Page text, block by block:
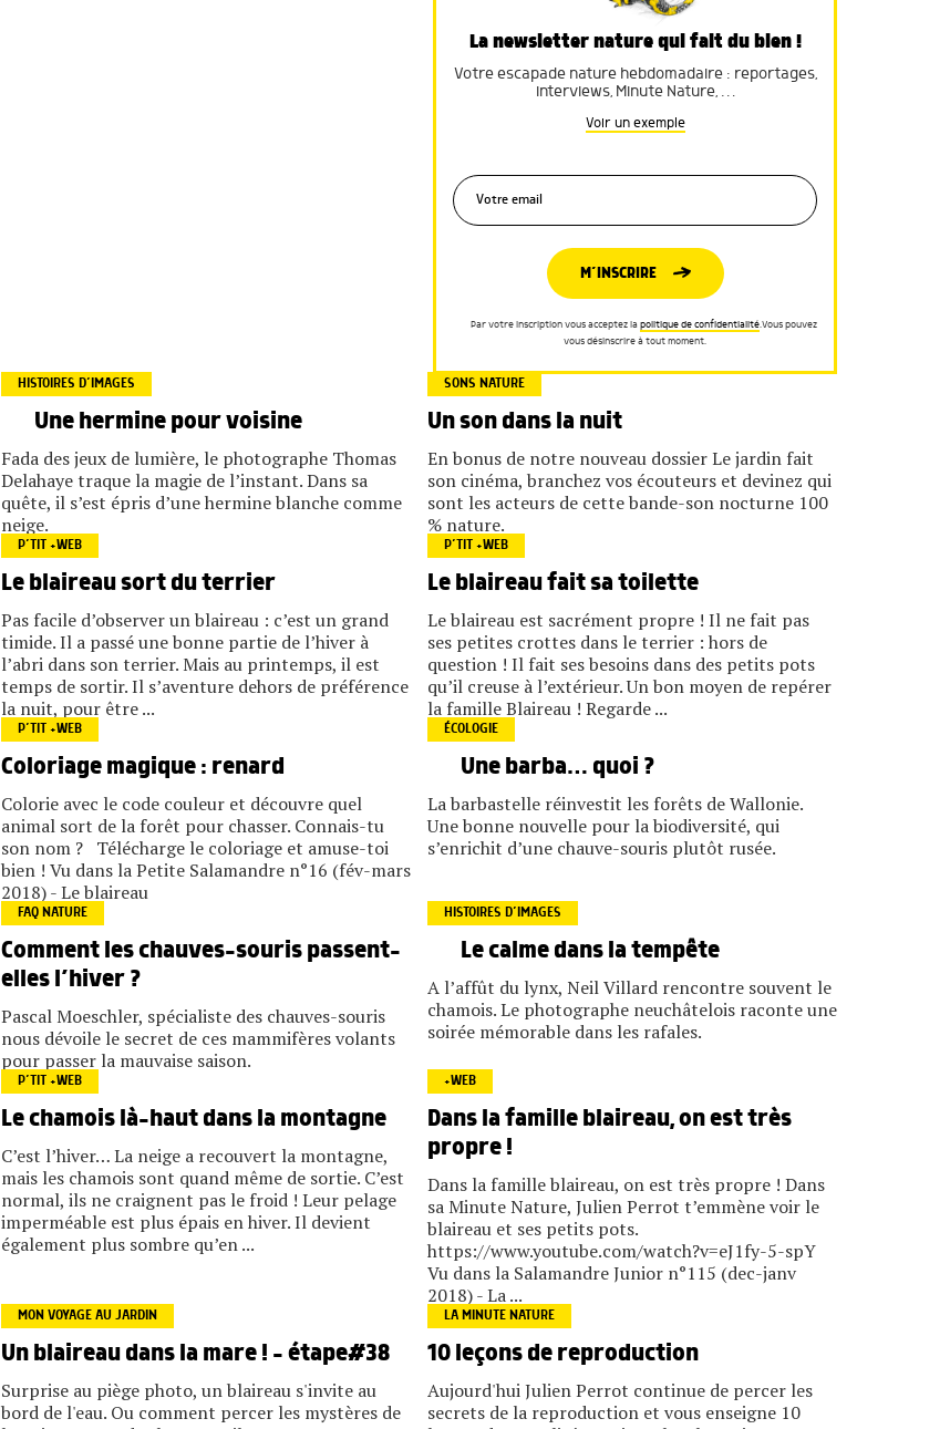
La newsletter nature qui fait du bien !
Votre escapade nature hebdomadaire : reportages,
interviews, Minute Nature, …
Voir un exemple
M’INSCRIRE
Par votre inscription vous acceptez la politique de confidentialité.Vous pouvez
vous désinscrire à tout moment.
HISTOIRES D’IMAGES
Une hermine pour voisine
Fada des jeux de lumière, le photographe Thomas
Delahaye traque la magie de l’instant. Dans sa
quête, il s’est épris d’une hermine blanche comme
neige.
SONS NATURE
Un son dans la nuit
En bonus de notre nouveau dossier Le jardin fait
son cinéma, branchez vos écouteurs et devinez qui
sont les acteurs de cette bande-son nocturne 100
% nature.
P’TIT +WEB
Le blaireau sort du terrier
Pas facile d’observer un blaireau : c’est un grand
timide. Il a passé une bonne partie de l’hiver à
l’abri dans son terrier. Mais au printemps, il est
temps de sortir. Il s’aventure dehors de préférence
la nuit, pour être ...
P’TIT +WEB
Le blaireau fait sa toilette
Le blaireau est sacrément propre ! Il ne fait pas
ses petites crottes dans le terrier : hors de
question ! Il fait ses besoins dans des petits pots
qu’il creuse à l’extérieur. Un bon moyen de repérer
la famille Blaireau ! Regarde ...
P’TIT +WEB
Coloriage magique : renard
Colorie avec le code couleur et découvre quel
animal sort de la forêt pour chasser. Connais-tu
son nom ? Télécharge le coloriage et amuse-toi
bien ! Vu dans la Petite Salamandre n°16 (fév-mars
2018) - Le blaireau
ÉCOLOGIE
Une barba… quoi ?
La barbastelle réinvestit les forêts de Wallonie.
Une bonne nouvelle pour la biodiversité, qui
s’enrichit d’une chauve-souris plutôt rusée.
FAQ NATURE
Comment les chauves-souris passent-
elles l’hiver ?
Pascal Moeschler, spécialiste des chauves-souris
nous dévoile le secret de ces mammifères volants
pour passer la mauvaise saison.
HISTOIRES D’IMAGES
Le calme dans la tempête
A l’affût du lynx, Neil Villard rencontre souvent le
chamois. Le photographe neuchâtelois raconte une
soirée mémorable dans les rafales.
P’TIT +WEB
Le chamois là-haut dans la montagne
C’est l’hiver… La neige a recouvert la montagne,
mais les chamois sont quand même de sortie. C’est
normal, ils ne craignent pas le froid ! Leur pelage
imperméable est plus épais en hiver. Il devient
également plus sombre qu’en ...
+WEB
Dans la famille blaireau, on est très
propre !
Dans la famille blaireau, on est très propre ! Dans
sa Minute Nature, Julien Perrot t’emmène voir le
blaireau et ses petits pots.
https://www.youtube.com/watch?v=eJ1fy-5-spY
Vu dans la Salamandre Junior n°115 (dec-janv
2018) - La ...
MON VOYAGE AU JARDIN
Un blaireau dans la mare ! – étape#38
Surprise au piège photo, un blaireau s'invite au
bord de l'eau. Ou comment percer les mystères de
LA MINUTE NATURE
10 leçons de reproduction
Aujourd'hui Julien Perrot continue de percer les
secrets de la reproduction et vous enseigne 10